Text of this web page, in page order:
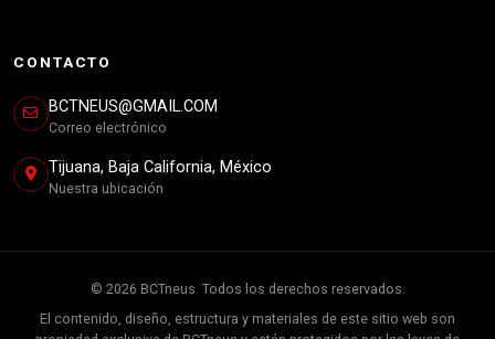
CONTACTO
BCTNEUS@GMAIL.COM
Correo electrónico
Tijuana, Baja California, México
Nuestra ubicación
© 2026 BCTneus. Todos los derechos reservados.
El contenido, diseño, estructura y materiales de este sitio web son